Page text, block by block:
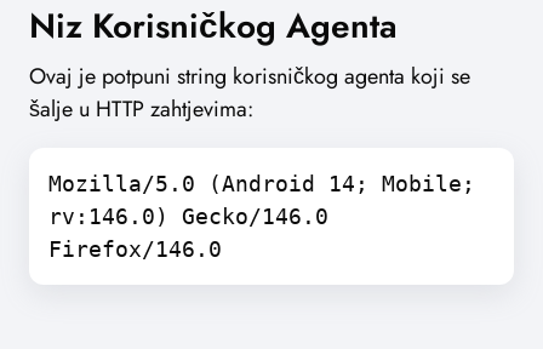
Niz Korisničkog Agenta
Ovaj je potpuni string korisničkog agenta koji se
šalje u HTTP zahtjevima:
Mozilla/5.0 (Android 14; Mobile;
rv:146.0) Gecko/146.0
Firefox/146.0